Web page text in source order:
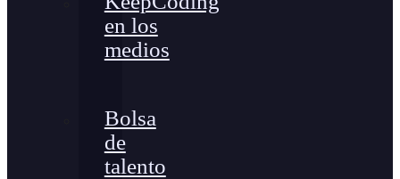
en los
medios
Bolsa
de
talento